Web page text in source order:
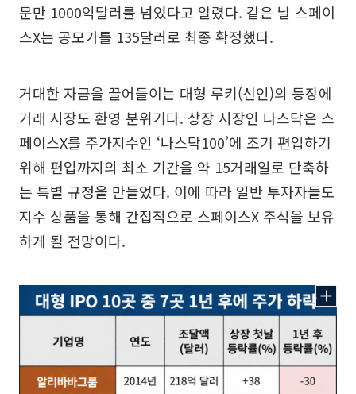
문만 1000억달러를 넘었다고 알렸다. 같은 날 스페이
스X는 공모가를 135달러로 최종 확정했다.
거대한 자금을 끌어들이는 대형 루키(신인)의 등장에
거래 시장도 환영 분위기다. 상장 시장인 나스닥은 스
페이스X를 주가지수인 ‘나스닥100’에 조기 편입하기
위해 편입까지의 최소 기간을 약 15거래일로 단축하
는 특별 규정을 만들었다. 이에 따라 일반 투자자들도
지수 상품을 통해 간접적으로 스페이스X 주식을 보유
하게 될 전망이다.